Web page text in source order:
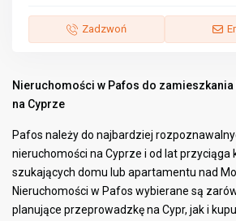
Zadzwoń
Nieruchomości w Pafos do
na Cyprze
Pafos należy do najbardziej
nieruchomości na Cyprze i od lat przyciąga
szukających domu lub apartamentu nad
Nieruchomości w Pafos wybierane są
planujące przeprowadzkę na Cypr, jak i